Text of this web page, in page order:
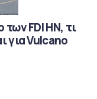
FDI HN, τι
για Vulcano